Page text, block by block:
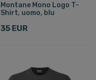
Montane Mono Logo T-
Shirt, uomo, blu
35 EUR